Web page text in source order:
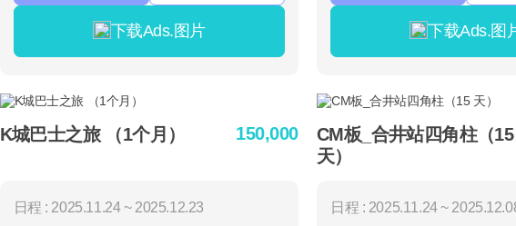
下载Ads.图片 下载Ads.图
K城巴士之旅 （1个月） 150,000
日程 : 2025.11.24 ~ 2025.12.23
CM板_合井站四角柱（15
天）
日程 : 2025.11.24 ~